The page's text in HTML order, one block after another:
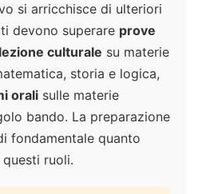
si arricchisce di ulteriori
devono superare prove
culturale su materie
storia e logica,
orali sulle materie
bando. La preparazione
fondamentale quanto
ruoli.